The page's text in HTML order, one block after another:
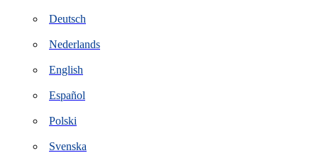
Deutsch
Nederlands
English
Español
Polski
Svenska